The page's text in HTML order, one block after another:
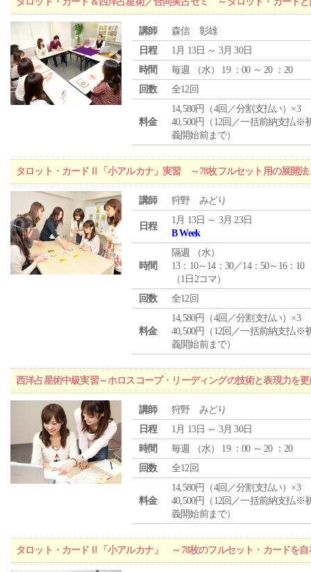
講師
森信 彰雄
日程
1月 13日 ～ 3月 30日
時間
毎週 （水） 19 ：00 ～ 20 ：20
回数
全12回
料金
14,580円（4回／分割支払い）×3
40,500円（12回／一括前納支払※
義開始前まで）
タロット・カードⅡ「小アルカナ」実習 ～78枚フルセット用の展開法
講師 狩野 みどり
日程
1月 13日 ～ 3月 23日
B Week
時間
隔週 （水）
13：10～14：30／14：50～16：10
（1日2コマ）
回数
全12回
料金
14,580円（4回／分割支払い）×3
40,500円（12回／一括前納支払※
義開始前まで）
西洋占星術中級実習～ホロスコープ・リーディングの技術と表現力を
講師
狩野 みどり
日程
1月 13日 ～ 3月 30日
時間
毎週 （水） 19 ：00 ～ 20 ：20
回数
全12回
料金
14,580円（4回／分割支払い）×3
40,500円（12回／一括前納支払※
義開始前まで）
タロット・カードⅡ「小アルカナ」 ～78枚のフルセット・カードを自